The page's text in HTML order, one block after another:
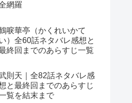
網羅
唳華亭（かくれいかて
）全60話ネタバレ感想と
終回までのあらすじ一覧
則天｜全82話ネタバレ感
と最終回までのあらすじ
覧を結末まで